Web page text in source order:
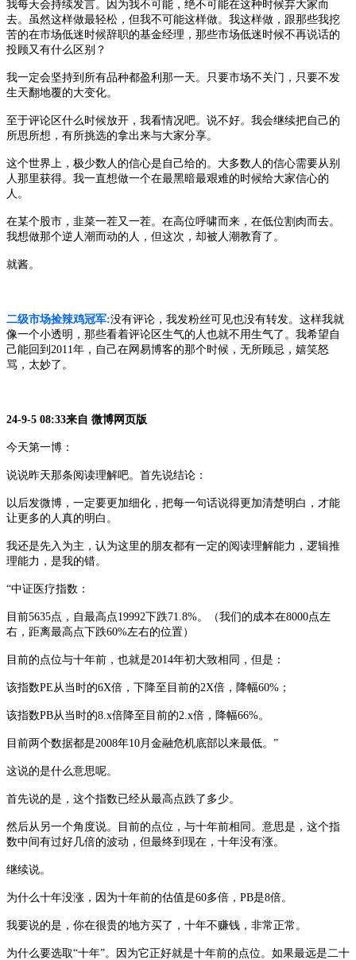
我每天会持续发言。因为我不可能，绝不可能在这种时候弃大家而
去。虽然这样做最轻松，但我不可能这样做。我这样做，跟那些我挖
苦的在市场低迷时候辞职的基金经理，那些市场低迷时候不再说话的
投顾又有什么区别？
我一定会坚持到所有品种都盈利那一天。只要市场不关门，只要不发
生天翻地覆的大变化。
至于评论区什么时候放开，我看情况吧。说不好。我会继续把自己的
所思所想，有所挑选的拿出来与大家分享。
这个世界上，极少数人的信心是自己给的。大多数人的信心需要从别
人那里获得。我一直想做一个在最黑暗最艰难的时候给大家信心的
人。
在某个股市，韭菜一茬又一茬。在高位呼啸而来，在低位割肉而去。
我想做那个逆人潮而动的人，但这次，却被人潮教育了。
就酱。
二级市场捡辣鸡冠军:没有评论，我发粉丝可见也没有转发。这样我就
像一个小透明，那些看着评论区生气的人也就不用生气了。我希望自
己能回到 2011年，自己在网易博客的那个时候，无所顾忌，嬉笑怒
骂，太妙了。
24-9-5 08:33来自 微博网页版
今天第一博：
说说昨天那条阅读理解吧。首先说结论：
以后发微博，一定要更加细化，把每一句话说得更加清楚明白，才能
让更多的人真的明白。
我还是先入为主，认为这里的朋友都有一定的阅读理解能力，逻辑推
理能力，是我的错。
“中证医疗指数：
目前5635点，自最高点19992下跌71.8%。（我们的成本在8000点左
右，距离最高点下跌60%左右的位置）
目前的点位与十年前，也就是2014年初大致相同，但是：
该指数PE从当时的6X倍，下降至目前的2X倍，降幅60%；
该指数PB从当时的8.x倍降至目前的2.x倍，降幅66%。
目前两个数据都是2008年10月金融危机底部以来最低。”
这说的是什么意思呢。
首先说的是，这个指数已经从最高点跌了多少。
然后从另一个角度说。目前的点位，与十年前相同。意思是，这个指
数中间有过好几倍的波动，但最终到现在，十年没有涨。
继续说。
为什么十年没涨，因为十年前的估值是60多倍，PB是8倍。
我要说的是，你在很贵的地方买了，十年不赚钱，非常正常。
为什么要选取“十年”。因为它正好就是十年前的点位。如果最远是二十